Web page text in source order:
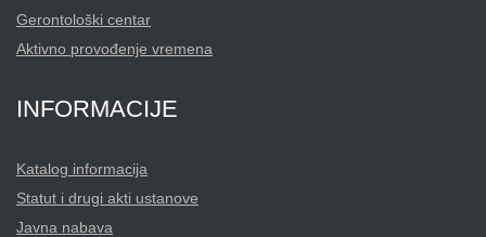
Gerontološki centar
Aktivno provođenje vremena
INFORMACIJE
Katalog informacija
Statut i drugi akti ustanove
Javna nabava